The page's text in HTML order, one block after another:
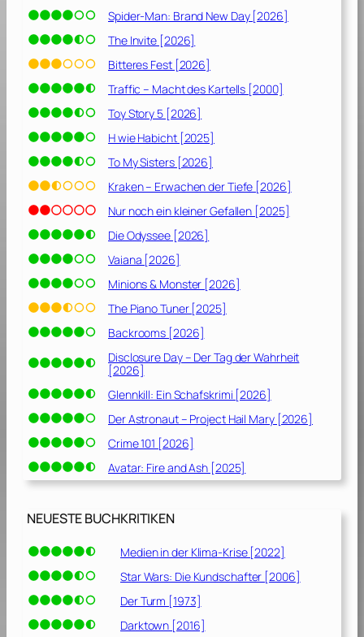
o
d
u
s
s
c
h
e
i
d
e
t
[
0
2
1
Spider-Man: Brand New Day [2026]
The Invite [2026]
Bitteres Fest [2026]
Traffic – Macht des Kartells [2000]
Toy Story 5 [2026]
H wie Habicht [2025]
To My Sisters [2026]
Kraken – Erwachen der Tiefe [2026]
Nur noch ein kleiner Gefallen [2025]
Die Odyssee [2026]
Vaiana [2026]
Minions & Monster [2026]
The Piano Tuner [2025]
Backrooms [2026]
Disclosure Day – Der Tag der Wahrheit
[2026]
Glennkill: Ein Schafskrimi [2026]
Der Astronaut – Project Hail Mary [2026]
Crime 101 [2026]
Avatar: Fire and Ash [2025]
NEUESTE BUCHKRITIKEN
Medien in der Klima-Krise [2022]
Star Wars: Die Kundschafter [2006]
Der Turm [1973]
Darktown [2016]